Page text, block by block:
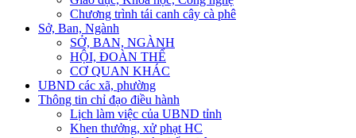
Chương trình tái canh cây cà phê
Sở, Ban, Ngành
SỞ, BAN, NGÀNH
HỘI, ĐOÀN THỂ
CƠ QUAN KHÁC
UBND các xã, phường
Thông tin chỉ đạo điều hành
Lịch làm việc của UBND tỉnh
Khen thưởng, xử phạt HC